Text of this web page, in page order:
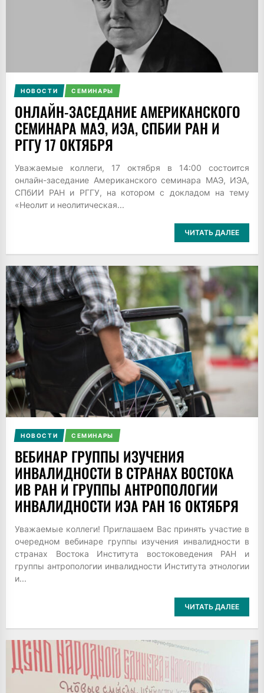
НОВОСТИ СЕМИНАРЫ
ОНЛАЙН-ЗАСЕДАНИЕ АМЕРИКАНСКОГО
СЕМИНАРА МАЭ, ИЭА, СПБИИ РАН И
РГГУ 17 ОКТЯБРЯ
Уважаемые коллеги, 17 октября в 14:00 состоится
онлайн-заседание Американского семинара МАЭ, ИЭА,
СПбИИ РАН и РГГУ, на котором с докладом на тему
«Неолит и неолитическая...
ЧИТАТЬ ДАЛЕЕ
НОВОСТИ СЕМИНАРЫ
ВЕБИНАР ГРУППЫ ИЗУЧЕНИЯ
ИНВАЛИДНОСТИ В СТРАНАХ ВОСТОКА
ИВ РАН И ГРУППЫ АНТРОПОЛОГИИ
ИНВАЛИДНОСТИ ИЭА РАН 16 ОКТЯБРЯ
Уважаемые коллеги! Приглашаем Вас принять участие в
очередном вебинаре группы изучения инвалидности в
странах Востока Института востоковедения РАН и
группы антропологии инвалидности Института этнологии
и...
ЧИТАТЬ ДАЛЕЕ